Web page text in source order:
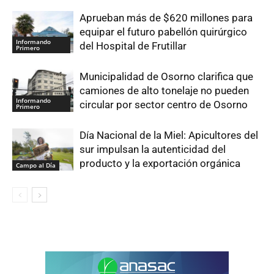
Informando
Primero
Aprueban más de $620 millones para
equipar el futuro pabellón quirúrgico
del Hospital de Frutillar
Informando
Primero
Municipalidad de Osorno clarifica que
camiones de alto tonelaje no pueden
circular por sector centro de Osorno
Campo al Día
Día Nacional de la Miel: Apicultores del
sur impulsan la autenticidad del
producto y la exportación orgánica